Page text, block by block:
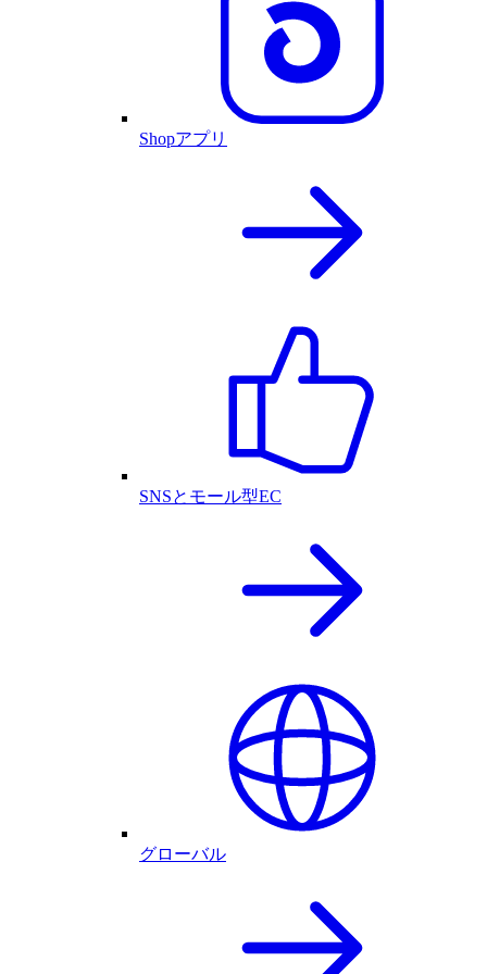
Shopアプリ
SNSとモール型EC
グローバル